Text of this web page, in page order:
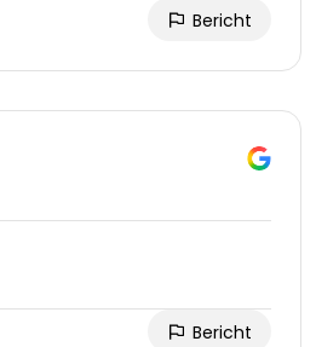
Bericht
Bericht